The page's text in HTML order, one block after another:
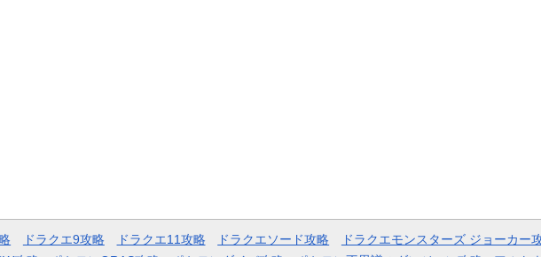
ドラクエ9攻略 ドラクエ11攻略 ドラクエソード攻略 ドラクエモンスターズ ジョーカー